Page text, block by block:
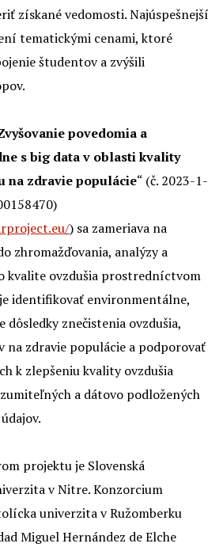
získané vedomosti. Najúspešnejší
tematickými cenami, ktoré
študentov a zvýšili
povedomia a
s big data v oblasti kvality
na zdravie populácie“ (č. 2023-1-
) sa zameriava na
zhromažďovania, analýzy a
kvalite ovzdušia prostredníctvom
identifikovať environmentálne,
dôsledky znečistenia ovzdušia,
na zdravie populácie a podporovať
k zlepšeniu kvality ovzdušia
a dátovo podložených
projektu je Slovenská
v Nitre. Konzorcium
univerzita v Ružomberku
Miguel Hernández de Elche